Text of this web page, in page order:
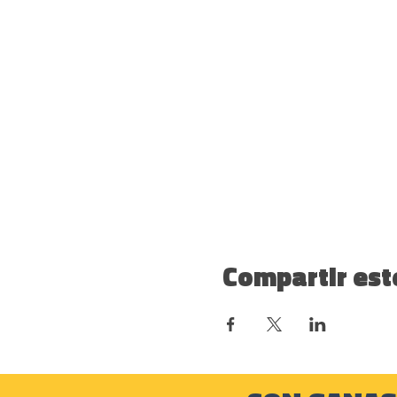
Compartir